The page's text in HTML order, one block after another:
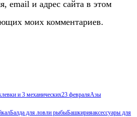
email и адрес сайта в этом
моих комментариев.
и 3 механических23 февраляАзы
Балда для ловли рыбыБашкирияаксессуары для